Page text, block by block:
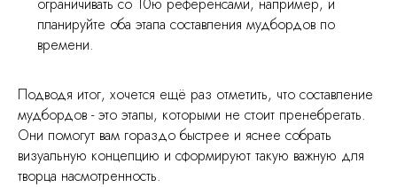
планируйте оба этапа составления мудбордов по
времени.
Подводя итог, хочется ещё раз отметить, что составление
мудбордов - это этапы, которыми не стоит пренебрегать.
Они помогут вам гораздо быстрее и яснее собрать
визуальную концепцию и сформируют такую важную для
творца насмотренность.